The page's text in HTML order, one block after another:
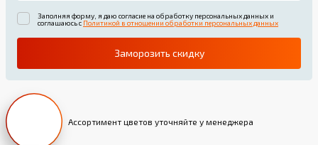
Заполняя форму, я даю согласие на обработку персональных данных и
соглашаюсь с Политикой в отношении обработки персональных данных
Заморозить скидку
Ассортимент цветов уточняйте у менеджера